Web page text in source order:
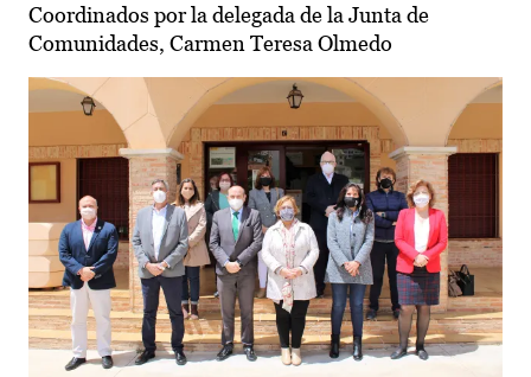
Coordinados por la delegada de la Junta de
Comunidades, Carmen Teresa Olmedo